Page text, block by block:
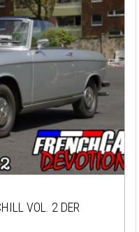
VOL. 2 DER